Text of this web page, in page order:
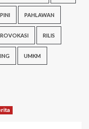
PAHLAWAN
RILIS
UMKM